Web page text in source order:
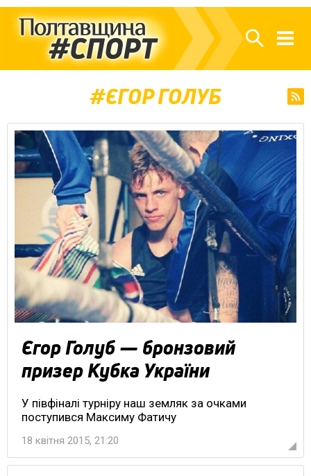
ЄГОР ГОЛУБ
Єгор Голуб — бронзовий
призер Кубка України
У півфіналі турніру наш земляк за очками
поступився Максиму Фатичу
18 квітня 2015, 21:20